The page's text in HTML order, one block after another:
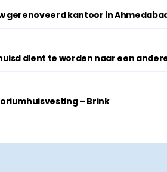
gerenoveerd kantoor in
dient te worden naar een
– Brink